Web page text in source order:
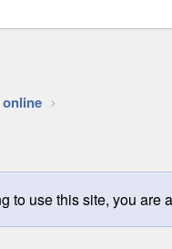
to use this site, you are